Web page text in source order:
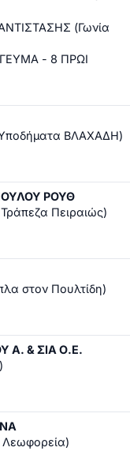
(Γωνία
- 8 ΠΡΩΙ
ΒΛΑΧΑΔΗ)
ΡΟΥΘ
Πειραιώς)
στον Πουλτίδη)
Α. & ΣΙΑ Ο.Ε.